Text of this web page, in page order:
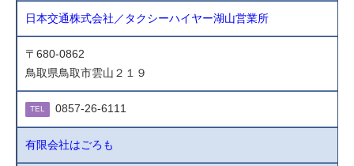
日本交通株式会社／タクシーハイヤー湖山営業所
〒680-0862
鳥取県鳥取市雲山２１９
TEL 0857-26-6111
有限会社はごろも